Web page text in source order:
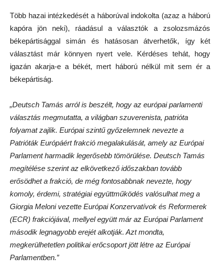
Több hazai intézkedését a háborúval indokolta (azaz a háború
kapóra jön neki), ráadásul a választók a zsolozsmázós
békepártisággal simán és hatásosan átverhetők, így két
választást már könnyen nyert vele. Kérdéses tehát, hogy
igazán akarja-e a békét, mert háború nélkül mit sem ér a
békepártiság.
„Deutsch Tamás arról is beszélt, hogy az európai parlamenti
választás megmutatta, a világban szuverenista, patrióta
folyamat zajlik. Európai szintű győzelemnek nevezte a
Patrióták Európáért frakció megalakulását, amely az Európai
Parlament harmadik legerősebb tömörülése. Deutsch Tamás
megítélése szerint az elkövetkező időszakban tovább
erősödhet a frakció, de még fontosabbnak nevezte, hogy
komoly, érdemi, stratégiai együttműködés valósulhat meg a
Giorgia Meloni vezette Európai Konzervatívok és Reformerek
(ECR) frakciójával, mellyel együtt már az Európai Parlament
második legnagyobb erejét alkotják. Azt mondta,
megkerülhetetlen politikai erőcsoport jött létre az Európai
Parlamentben.”